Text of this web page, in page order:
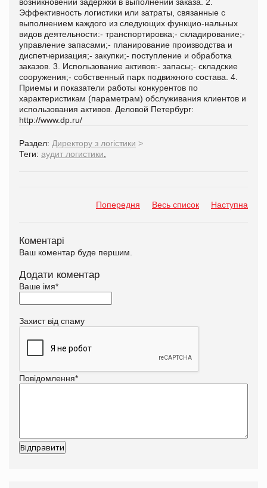
Эффективность логистики или затраты, связанные с
выполнением каждого из следующих функцио-нальных
видов деятельности:- транспортировка;- складирование;-
управление запасами;- планирование производства и
диспетчеризация;- закупки;- поступление и обработка
заказов. 3. Использование активов:- запасы;- складские
сооружения;- собственный парк подвижного состава. 4.
Приемы и показатели работы конкурентов по
характеристикам (параметрам) обслуживания клиентов и
использования активов. Деловой Петербург:
http://www.dp.ru/
Раздел: Директору з логістики >
Теги: аудит логистики
Попередня Весь список Наступна
Коментарі
Ваш коментар буде першим.
Додати коментар
Ваше імя*
Захист від спаму
Повідомлення*